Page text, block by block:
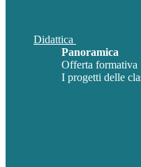
Didattica
Panoramica
Offerta formativa
I progetti delle